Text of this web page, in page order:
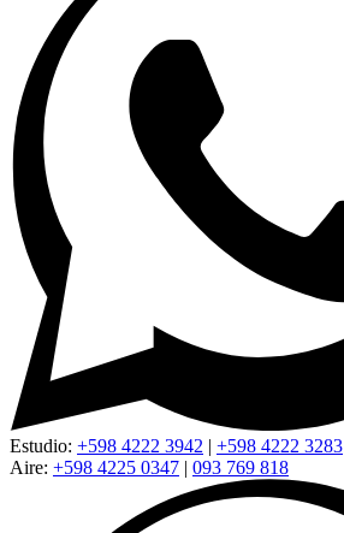
Estudio: +598 4222 3942 | +598 4222 3283
Aire: +598 4225 0347 | 093 769 818